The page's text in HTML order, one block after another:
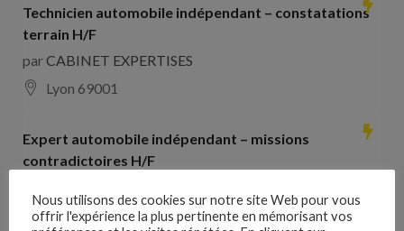
Technicien automobile indépendant – constatations
terrain H/F
parCABINET EXPERTISES
Lyon 69001
Expert automobile indépendant – missions
contradictoires H/F
Lyon 69001
Nous utilisons des cookies sur notre site Web pour vous
offrir l'expérience la plus pertinente en mémorisant vos